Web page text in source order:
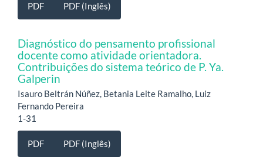
PDF PDF (Inglês)
Diagnóstico do pensamento profissional
docente como atividade orientadora.
Contribuições do sistema teórico de P. Ya.
Galperin
Isauro Beltrán Núñez, Betania Leite Ramalho, Luiz
Fernando Pereira
1-31
PDF PDF (Inglês)